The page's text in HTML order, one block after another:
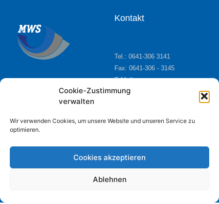
Cookie-Zustimmung
verwalten
Wir verwenden Cookies, um unsere Website und unseren Service zu
optimieren.
Cookies akzeptieren
Ablehnen
Georg-Schlosser-Str. 18
35390 Gießen
Kontakt
Tel.: 0641-306 3141
Fax: 0641-306 - 3145
E-Mail:
poststelle6334@schule.hessen.de